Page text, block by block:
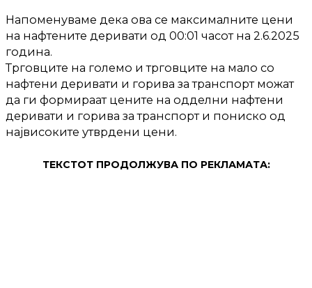
Напоменуваме дека ова се максималните цени
на нафтените деривати од 00:01 часот на 2.6.2025
година.
Трговците на големо и трговците на мало со
нафтени деривати и горива за транспорт можат
да ги формираат цените на одделни нафтени
деривати и горива за транспорт и пониско од
највисоките утврдени цени.
ТЕКСТОТ ПРОДОЛЖУВА ПО РЕКЛАМАТА: